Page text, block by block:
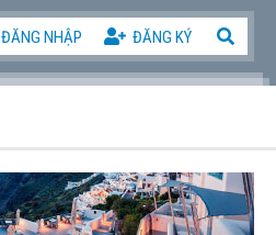
ĐĂNG NHẬP ĐĂNG KÝ